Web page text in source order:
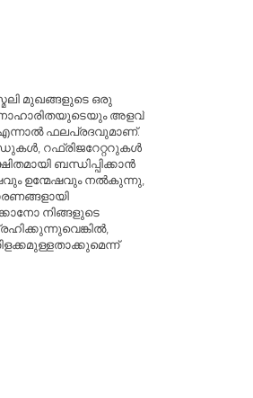
മുഖങ്ങളുടെ ഒരു
മനോഹാരിതയുടെയും അളവ്
എന്നാൽ ഫലപ്രദവുമാണ്.
റഫ്രിജറേറ്ററുകൾ
ബന്ധിപ്പിക്കാൻ
ഉന്മേഷവും നൽകുന്നു,
നിങ്ങളുടെ